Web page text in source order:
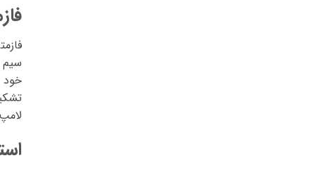
سیم
خود